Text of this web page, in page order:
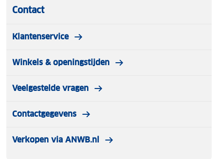
Contact
Klantenservice
Winkels & openingstijden
Veelgestelde vragen
Contactgegevens
Verkopen via ANWB.nl